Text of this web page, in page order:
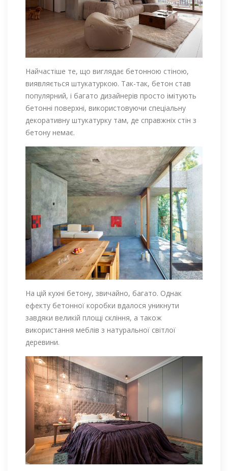
Найчастіше те, що виглядає бетонною стіною,
виявляється штукатуркою. Так-так, бетон став
популярний, і багато дизайнерів просто імітують
бетонні поверхні, використовуючи спеціальну
декоративну штукатурку там, де справжніх стін з
бетону немає.
На цій кухні бетону, звичайно, багато. Однак
ефекту бетонної коробки вдалося уникнути
завдяки великій площі скління, а також
використання меблів з натуральної світлої
деревини.